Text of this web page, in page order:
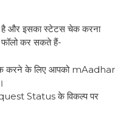
है और इसका स्टेटस चेक करना
फॉलो कर सकते हैं-
चेक करने के लिए आपको mAadhar
Status के विकल्प पर